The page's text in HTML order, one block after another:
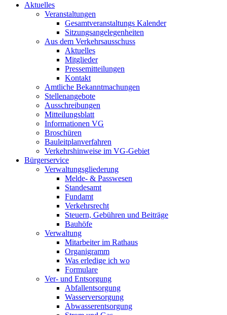
Aktuelles
Veranstaltungen
Gesamtveranstaltungs Kalender
Sitzungsangelegenheiten
Aus dem Verkehrsausschuss
Aktuelles
Mitglieder
Pressemitteilungen
Kontakt
Amtliche Bekanntmachungen
Stellenangebote
Ausschreibungen
Mitteilungsblatt
Informationen VG
Broschüren
Bauleitplanverfahren
Verkehrshinweise im VG-Gebiet
Bürgerservice
Verwaltungsgliederung
Melde- & Passwesen
Standesamt
Fundamt
Verkehrsrecht
Steuern, Gebühren und Beiträge
Bauhöfe
Verwaltung
Mitarbeiter im Rathaus
Organigramm
Was erledige ich wo
Formulare
Ver- und Entsorgung
Abfallentsorgung
Wasserversorgung
Abwasserentsorgung